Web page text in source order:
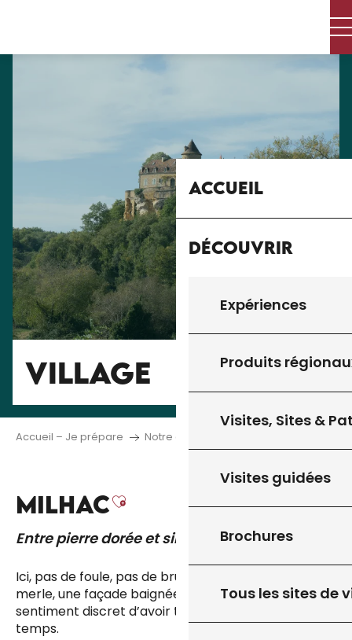
Accueil
Découvrir
Expériences
Produits
Visites, Sites &
Visites guidées
Brochures
Tous les sites de
VILLAGE
Accueil – Je prépare Notre carte du territoire
MILHACAjouter aux favoris
Entre pierre dorée et silence partagé
Ici, pas de foule, pas de bruit. Juste le chant d’un
merle, une façade baignée de soleil, et ce
sentiment discret d’avoir trouvé un lieu hors du
temps.